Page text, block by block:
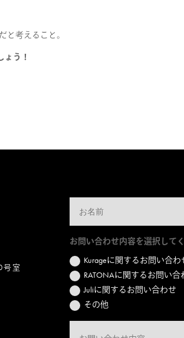
考えること。
ょう！
号室
お問い合わせ内容を選択して
Kurageに関するお問い合わ
RATONAに関するお問い合
Juliに関するお問い合わせ
その他